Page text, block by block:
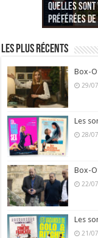
Quelles sont
préférées de
Quel est
Noël est une
Quelles sont
préférées de
Quel est
Quels sont
préférées ?
Quel est
Quel est
Les plus récents
Box-
29/
Les
28/
Box-
22/
Les
21/